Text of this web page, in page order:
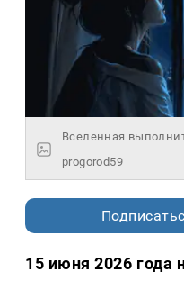
Вселенная
progorod59
15 июня 2026 года